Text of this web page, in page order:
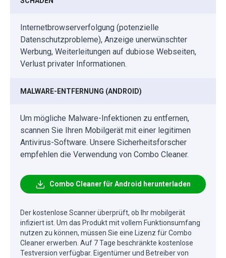
Internetbrowserverfolgung (potenzielle
Datenschutzprobleme), Anzeige unerwünschter
Werbung, Weiterleitungen auf dubiose Webseiten,
Verlust privater Informationen.
MALWARE-ENTFERNUNG (ANDROID)
Um mögliche Malware-Infektionen zu entfernen,
scannen Sie Ihren Mobilgerät mit einer legitimen
Antivirus-Software. Unsere Sicherheitsforscher
empfehlen die Verwendung von Combo Cleaner.
Combo Cleaner für Android herunterladen
Der kostenlose Scanner überprüft, ob Ihr mobilgerät
infiziert ist. Um das Produkt mit vollem Funktionsumfang
nutzen zu können, müssen Sie eine Lizenz für Combo
Cleaner erwerben. Auf 7 Tage beschränkte kostenlose
Testversion verfügbar. Eigentümer und Betreiber von